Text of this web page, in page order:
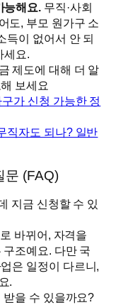
능해요. 무직·사회
도, 부모 원가구 소
득이 없어서 안 되
세요.
제도에 대해 더 알
보세요
가 신청 가능한 정
직자도 되나? 일반
문 (FAQ)
지금 신청할 수 있
바뀌어, 자격을
조예요. 다만 국
은 일정이 다르니,
.
받을 수 있을까요?